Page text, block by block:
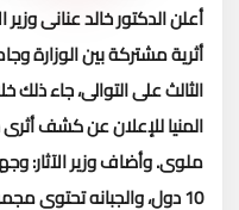
أعلن الدكتور خالد عنانى
أثرية مشتركة بين الوزارة
الثالث على التوالى، جاء ذلك
المنيا للإعلان عن كشف
ملوى.وأضاف وزير الآثار: